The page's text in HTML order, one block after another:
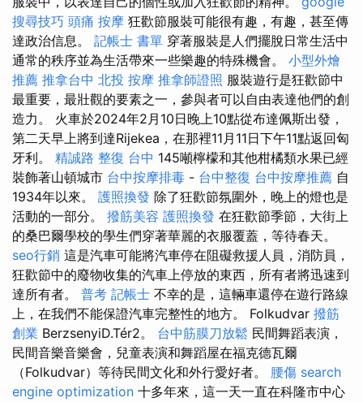
搜尋技巧 頭痛 按摩 狂歡節服裝可能很有趣，有趣，甚至傳
達政治信息。 記帳士 書單 穿著服裝是人們擺脫日常生活中
通常的秩序並為生活帶來一些樂趣的特殊機會。 小型外燴
推薦 推拿台中 北投 按摩 推拿師證照 服裝遊行是狂歡節中
最重要，最壯觀的要素之一，參與者可以自由表達他們的創
造力。 火車於2024年2月10日晚上10點從布達佩斯出發，
第二天早上將到達Rijekea，在那裡11月11日下午11點返回匈
牙利。 精誠路 整復 台中 145噸檸檬和其他柑橘類水果已經
裝飾著山頓城市 台中按摩排毒 - 台中整復 台中按摩推薦 自
1934年以來。 護照換發 除了狂歡節氛圍外，晚上的燈也是
活動的一部分。 撥筋美容 護照換發 在狂歡節季節，大街上
的桑巴爾學校的學生們穿著華麗的衣服覆蓋，等待春天。
seo行銷 這是汽車可能將汽車停在阻礙救援人員，消防員，
狂歡節中的廢物收集的汽車上停放的東西，所有者將迅速到
達所有者。 普考 記帳士 不幸的是，這輛車還停在遊行路線
上，在我們不能保證汽車完整性的地方。 Folkudvar 撥筋
創業 BerzsenyiD.Tér2。 台中筋膜刀放鬆 民間舞蹈表演，
民間音樂音樂會，兒童表演和舞蹈屋在福克德瓦爾
（Folkudvar）等待民間文化和外行愛好者。 腰傷 search
engine optimization 十多年來，這一天一直在科隆市中心